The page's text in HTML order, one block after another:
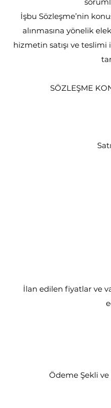
İşbu Sözleşme’nin
alınmasına yönelik
hizmetin satışı ve
SÖZLEŞME
İlan edilen fiyatlar ve
Ödeme Şekli ve